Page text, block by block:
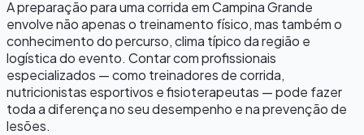
A preparação para uma corrida emCampina Grande
envolve não apenas o treinamento físico, mas também o
conhecimento do percurso, clima típico da região e
logística do evento. Contar com profissionais
especializados — como treinadores de corrida,
nutricionistas esportivos e fisioterapeutas — pode fazer
toda a diferença no seu desempenho e na prevenção de
lesões.